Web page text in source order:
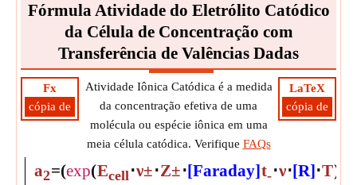
Fórmula Atividade do Eletrólito Catódico
da Célula de Concentração com
Transferência de Valências Dadas
Fx
cópia de
LaTeX
cópia de
Atividade Iônica Catódica é a medida
da concentração efetiva de uma
molécula ou espécie iônica em uma
meia célula catódica. Verifique FAQs
a2=(exp(Ecell⋅ν±⋅Z±⋅[Faraday]t-⋅ν⋅[R]⋅T)